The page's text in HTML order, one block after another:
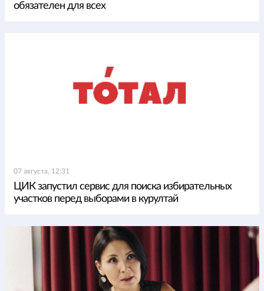
обязателен для всех
07 августа, 12:31
ЦИК запустил сервис для поиска избирательных
участков перед выборами в курултай